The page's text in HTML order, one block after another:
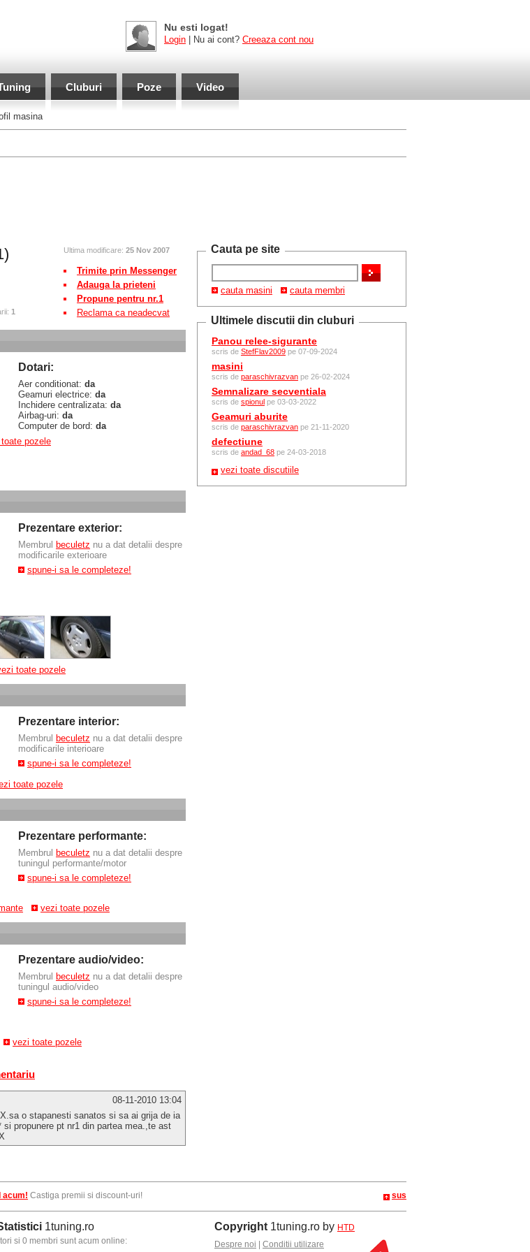
Nu esti logat!
Login | Nu ai cont? Creeaza cont nou
Cluburi Poze Video
masina
Cauta pe site
cauta masini cauta membri
Ultimele discutii din cluburi
Panou relee-sigurante
scris de StefFlav2009 pe 07-09-2024
masini
scris de paraschivrazvan pe 26-02-2024
Semnalizare secventiala
scris de spionul pe 03-03-2022
Geamuri aburite
scris de paraschivrazvan pe 21-11-2020
defectiune
scris de andad_68 pe 24-03-2018
vezi toate discutiile
1
Ultima modificare: 25 Nov 2007
Trimite prin Messenger
Adauga la prieteni
Propune pentru nr.1
Reclama ca neadecvat
Dotari:
Aer conditionat: da
Geamuri electrice: da
Inchidere centralizata: da
Airbag-uri: da
Computer de bord: da
pozele
Prezentare exterior:
Membrul beculetz nu a dat detalii despre
modificarile exterioare
spune-i sa le completeze!
toate pozele
Prezentare interior:
Membrul beculetz nu a dat detalii despre
modificarile interioare
spune-i sa le completeze!
toate pozele
Prezentare performante:
Membrul beculetz nu a dat detalii despre
tuningul performante/motor
spune-i sa le completeze!
vezi toate pozele
Prezentare audio/video:
Membrul beculetz nu a dat detalii despre
tuningul audio/video
spune-i sa le completeze!
vezi toate pozele
08-11-2010 13:04
o stapanesti sanatos si sa ai grija de ia
propunere pt nr1 din partea mea.,te ast
acum! Castiga premii si discount-uri! sus
1tuning.ro
si 0 membri sunt acum online:
Copyright 1tuning.ro by HTD
Despre noi
Conditii utilizare